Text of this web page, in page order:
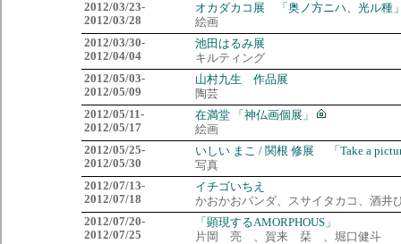
2012/03/23-
2012/03/28
オカダカコ展 「奥ノ方ニハ、光ル種
絵画
2012/03/30-
2012/04/04
池田はるみ展
キルティング
2012/05/03-
2012/05/09
山村九生 作品展
陶芸
2012/05/11-
2012/05/17
在満堂 「神仏画個展」
絵画
2012/05/25-
2012/05/30
いしい まこ / 関根 修展 「Take a
写真
2012/07/13-
2012/07/18
イチゴいちえ
かおかおパンダ、スサイタカコ、酒井
2012/07/20-
2012/07/25
「顕現するAMORPHOUS」
片岡 亮 、賀来 栞 、堀口健斗